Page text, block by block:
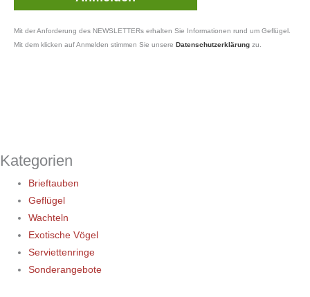
Mit der Anforderung des NEWSLETTERs erhalten Sie Informationen rund um Geflügel.
Mit dem klicken auf Anmelden stimmen Sie unsere Datenschutzerklärung zu.
Kategorien
Brieftauben
Geflügel
Wachteln
Exotische Vögel
Serviettenringe
Sonderangebote